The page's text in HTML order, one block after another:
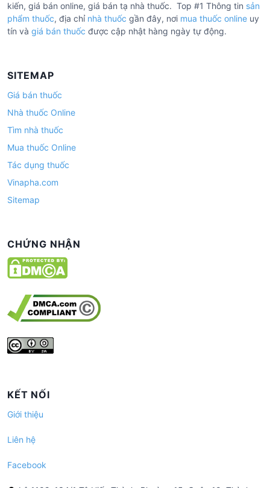
kiến, giá bán online, giá bán tạ nhà thuốc. Top #1 Thông tin sản
phẩm thuốc, địa chỉ nhà thuốc gần đây, nơi mua thuốc online uy
tín và giá bán thuốc được cập nhật hàng ngày tự động.
SITEMAP
Giá bán thuốc
Nhà thuốc Online
Tìm nhà thuốc
Mua thuốc Online
Tác dụng thuốc
Vinapha.com
Sitemap
CHỨNG NHẬN
KẾT NỐI
Giới thiệu
Liên hệ
Facebook